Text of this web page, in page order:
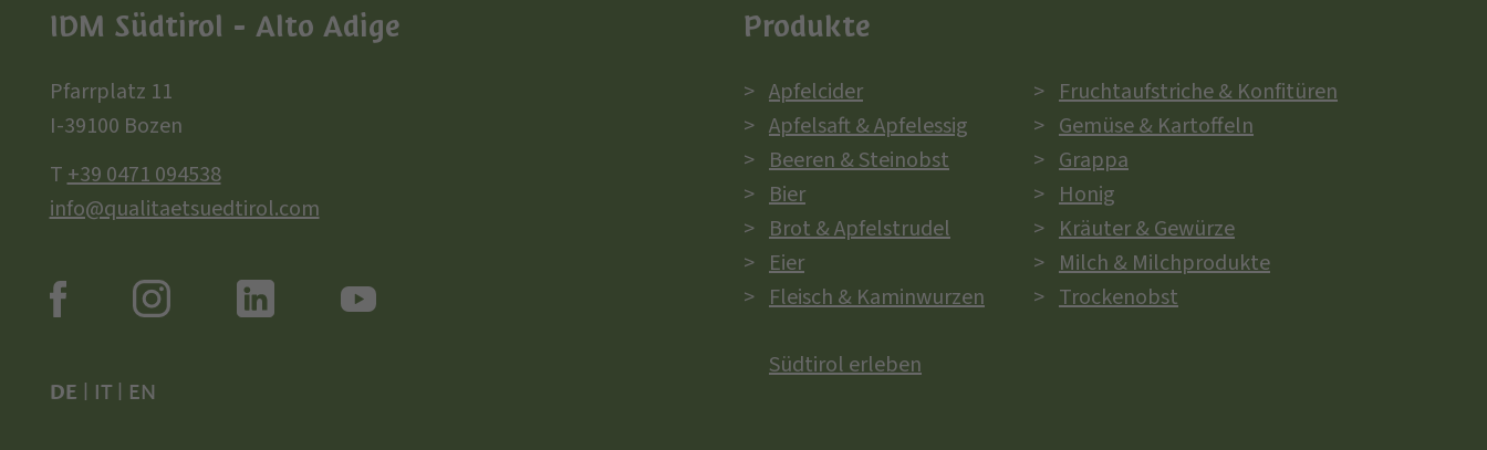
IDM Südtirol - Alto Adige
Pfarrplatz 11
I-39100 Bozen
T+39 0471 094538
info@qualitaetsuedtirol.com
DE IT| EN
Produkte
Apfelcider
Apfelsaft & Apfelessig
Beeren & Steinobst
Bier
Brot & Apfelstrudel
Eier
Fleisch & Kaminwurzen
Fruchtaufstriche & Konfitüren
Gemüse & Kartoffeln
Grappa
Honig
Kräuter & Gewürze
Milch & Milchprodukte
Trockenobst
Südtirol erleben